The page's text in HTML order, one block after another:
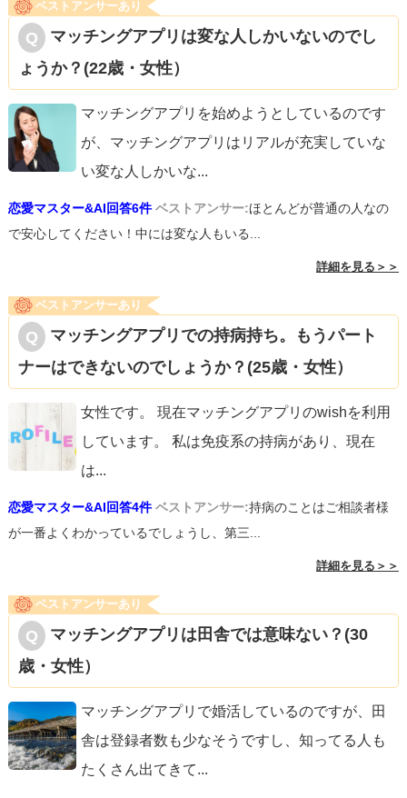
口コミやレビューも参考にし、安全に楽しくご利用くださ
い。
ベストアンサーあり
マッチングアプリは変な人しかいないのでし
ょうか？(22歳・女性）
マッチングアプリを始めようとしているのです
が、マッチングアプリはリアルが充実していな
い変な人しかいな...
恋愛マスター&AI回答6件 ベストアンサー:ほとんどが普通の人なの
で安心してください！中には変な人もいる...
詳細を見る＞＞
ベストアンサーあり
マッチングアプリでの持病持ち。もうパート
ナーはできないのでしょうか？(25歳・女性）
女性です。 現在マッチングアプリのwishを利用
しています。 私は免疫系の持病があり、現在
は...
恋愛マスター&AI回答4件 ベストアンサー:持病のことはご相談者様
が一番よくわかっているでしょうし、第三...
詳細を見る＞＞
ベストアンサーあり
マッチングアプリは田舎では意味ない？(30
歳・女性）
マッチングアプリで婚活しているのですが、田
舎は登録者数も少なそうですし、知ってる人も
たくさん出てきて...